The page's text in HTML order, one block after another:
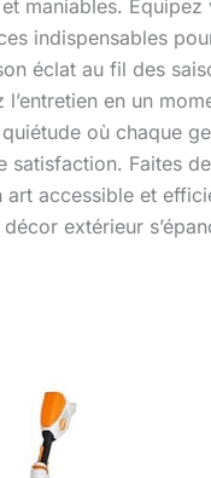
maniables. Équipez
indispensables
éclat au fil des
l’entretien en un
où chaque
satisfaction. Faites
art accessible et
extérieur